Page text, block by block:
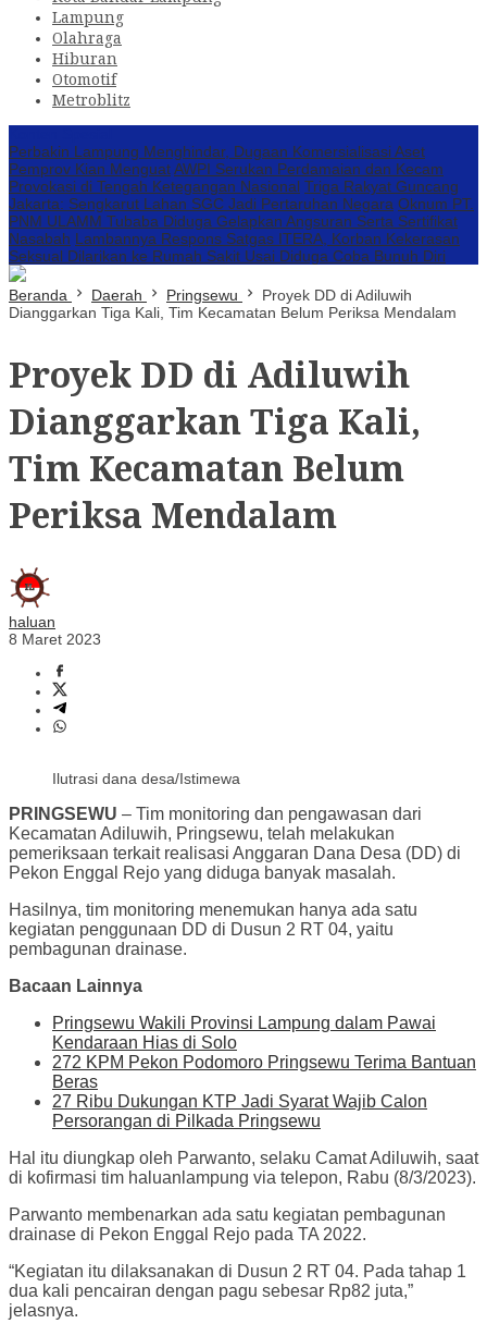
Lampung
Olahraga
Hiburan
Otomotif
Metroblitz
Perbakin Lampung Menghindar, Dugaan Komersialisasi Aset
Pemprov Kian MenguatAWPI Serukan Perdamaian dan Kecam
Provokasi di Tengah Ketegangan Nasional Triga Rakyat Guncang
Jakarta: Sengkarut Lahan SGC Jadi Pertaruhan Negara Oknum PT.
PNM ULAMM Tubaba Diduga Gelapkan Angsuran Serta Sertifikat
Nasabah Lambannya Respons Satgas ITERA, Korban Kekerasan
Seksual Dilarikan ke Rumah Sakit Usai Diduga Coba Bunuh Diri
Beranda Daerah Pringsewu
Proyek DD di Adiluwih
Dianggarkan Tiga Kali, Tim Kecamatan Belum Periksa Mendalam
Proyek DD di Adiluwih
Dianggarkan Tiga Kali,
Tim Kecamatan Belum
Periksa Mendalam
haluan
8 Maret 2023
Ilutrasi dana desa/Istimewa
PRINGSEWU – Tim monitoring dan pengawasan dari
Kecamatan Adiluwih, Pringsewu, telah melakukan
pemeriksaan terkait realisasi Anggaran Dana Desa (DD) di
Pekon Enggal Rejo yang diduga banyak masalah.
Hasilnya, tim monitoring menemukan hanya ada satu
kegiatan penggunaan DD di Dusun 2 RT 04, yaitu
pembagunan drainase.
Bacaan Lainnya
Pringsewu Wakili Provinsi Lampung dalam Pawai
Kendaraan Hias di Solo
272 KPM Pekon Podomoro Pringsewu Terima Bantuan
Beras
27 Ribu Dukungan KTP Jadi Syarat Wajib Calon
Persorangan di Pilkada Pringsewu
Hal itu diungkap oleh Parwanto, selaku Camat Adiluwih, saat
di kofirmasi tim haluanlampung via telepon, Rabu (8/3/2023).
Parwanto membenarkan ada satu kegiatan pembagunan
drainase di Pekon Enggal Rejo pada TA 2022.
“Kegiatan itu dilaksanakan di Dusun 2 RT 04. Pada tahap 1
dua kali pencairan dengan pagu sebesar Rp82 juta,”
jelasnya.